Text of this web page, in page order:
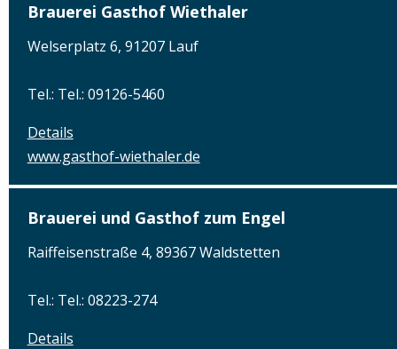
Brauerei Gasthof Wiethaler
Welserplatz 6, 91207 Lauf
Tel.: Tel.: 09126-5460
Details
www.gasthof-wiethaler.de
Brauerei und Gasthof zum Engel
Raiffeisenstraße 4, 89367 Waldstetten
Tel.: Tel.: 08223-274
Details